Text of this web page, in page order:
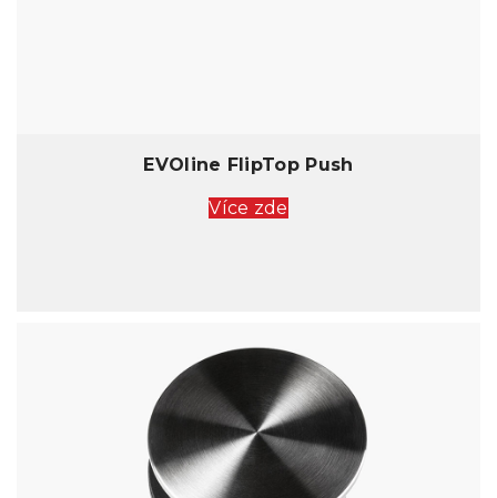
EVOline FlipTop Push
Více zde